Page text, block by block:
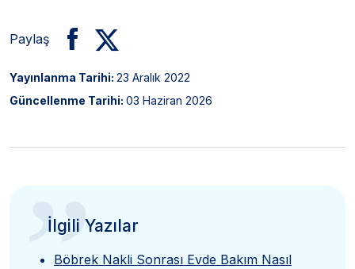
Paylaş
Yayınlanma Tarihi: 23 Aralık 2022
Güncellenme Tarihi: 03 Haziran 2026
İlgili Yazılar
Böbrek Nakli Sonrası Evde Bakım Nasıl